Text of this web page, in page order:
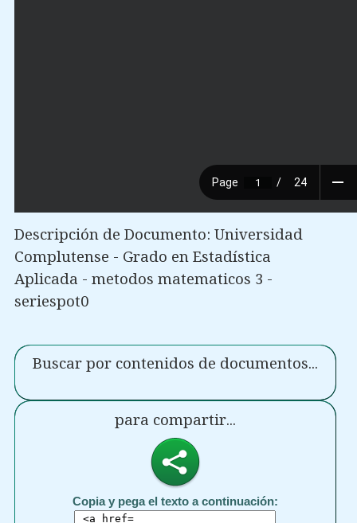
Descripción de Documento: Universidad
Complutense - Grado en Estadística
Aplicada - metodos matematicos 3 -
seriespot0
Buscar por contenidos de documentos...
para compartir...
Copia y pega el texto a continuación: